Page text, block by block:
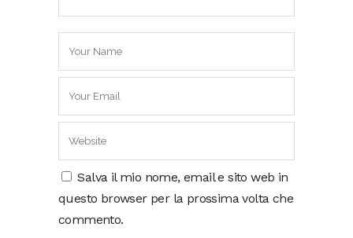
Salva il mio nome, email e sito web in
questo browser per la prossima volta che
commento.